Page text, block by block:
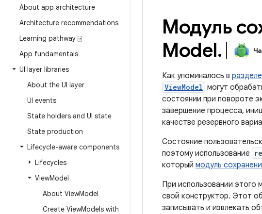
About app architecture
Architecture recommendations
Learning pathway ⍈
App fundamentals
UI layer libraries
About the UI layer
UI events
State holders and UI state
State production
Lifecycle-aware components
Lifecycles
ViewModel
About ViewModel
Create ViewModels with
Модуль
Model.
Как упоминалось в
ViewModel могут
состоянии при повороте
завершение процесса,
качестве резервного
Состояние
поэтому использование
который модуль
При использовании этого
свой конструктор. Этот
записывать и извлекать